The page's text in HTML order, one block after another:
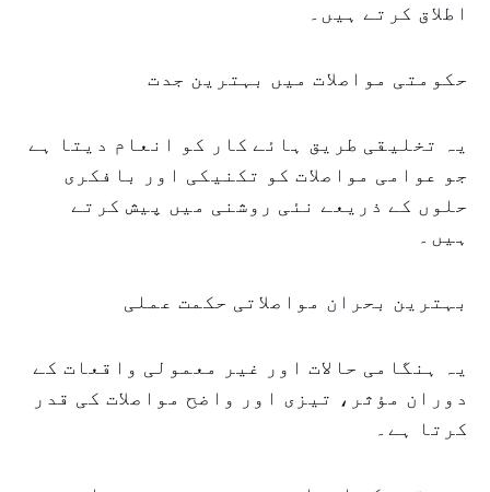
اطلاق کرتے ہیں۔
حکومتی مواصلات میں بہترین جدت
یہ تخلیقی طریق ہائے کار کو انعام دیتا ہے
جو عوامی مواصلات کو تکنیکی اور بافکری
حلوں کے ذریعے نئی روشنی میں پیش کرتے
ہیں۔
بہترین بحران مواصلاتی حکمت عملی
یہ ہنگامی حالات اور غیر معمولی واقعات کے
دوران مؤثر، تیزی اور واضح مواصلات کی قدر
کرتا ہے۔